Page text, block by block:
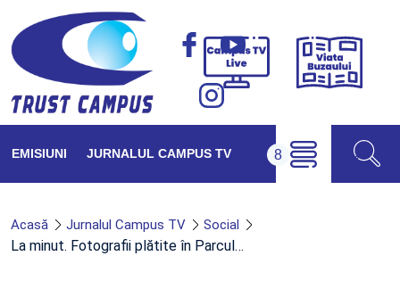
Campus
Viața
EMISIUNI JURNALUL CAMPUS TV
Acasă Jurnalul Campus TV Social
La minut. Fotografii plătite în Parcul…